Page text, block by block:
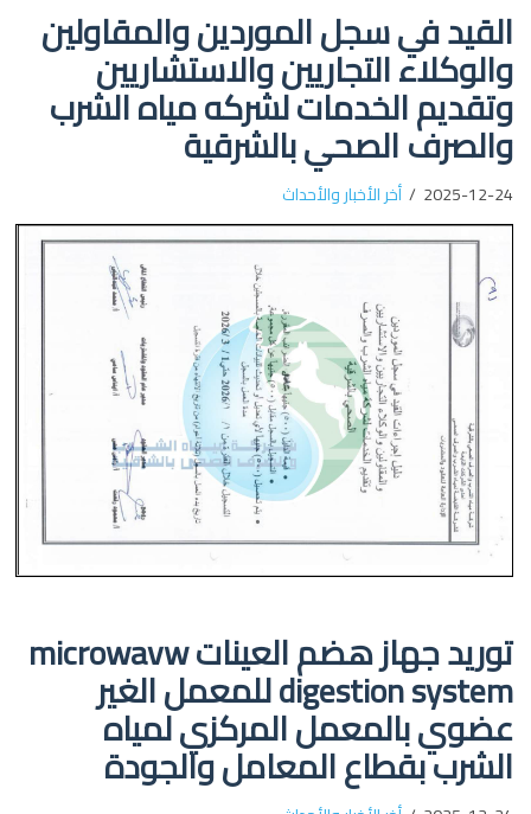
القيد في سجل الموردين والمقاولين
والوكلاء التجاريين والاستشاريين
وتقديم الخدمات لشركه مياه الشرب
والصرف الصحي بالشرقية
2025-12-24 أخر الأخبار والأحداث
توريد جهاز هضم العينات microwavw
digestion system للمعمل الغير
عضوي بالمعمل المركزي لمياه
الشرب بقطاع المعامل والجودة